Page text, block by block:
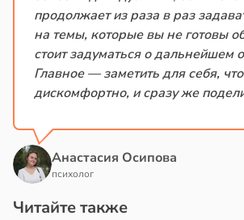
продолжает из раза в раз
на темы, которые вы не готовы
стоит задуматься о дальнейшем
Главное — заметить для себя,
дискомфортно, и сразу же
Анастасия Осипова
психолог
Читайте также